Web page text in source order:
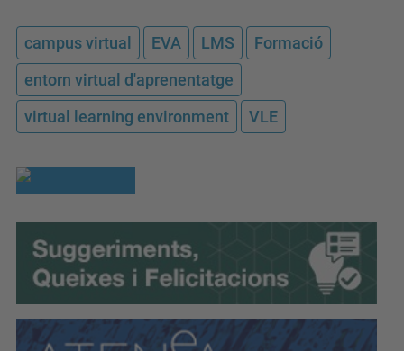
campus virtual EVA LMS
Formació
entorn virtual d'aprenentatge
virtual learning environment
VLE